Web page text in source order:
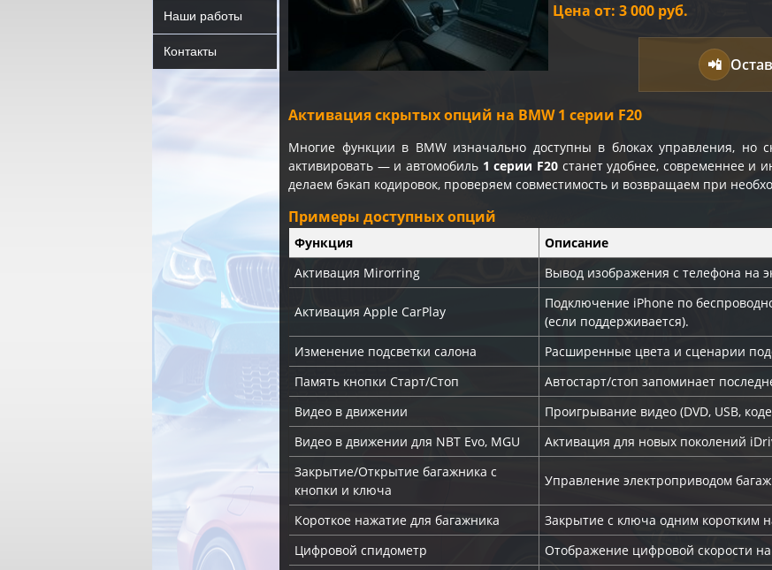
Наши работы
Контакты
Цена от: 3 000 руб.
📲
Активация скрытых опций на BMW 1 серии F20
Многие функции в BMW изначально доступны в блоках управления, но
активировать — и автомобиль 1 серии F20станет удобнее, современнее и
делаем бэкап кодировок, проверяем совместимость и возвращаем при
Примеры доступных опций
Функция
Описание
Активация Mirorring
Вывод изображения с телефона на
Активация Apple CarPlay
Подключение iPhone по
(если поддерживается).
Изменение подсветки салона
Расширенные цвета и сценарии
Память кнопки Старт/Стоп
Автостарт/стоп запоминает
Видео в движении
Проигрывание видео (DVD, USB,
Видео в движении для NBT Evo, MGU
Активация для новых поколений
Закрытие/Открытие багажника с
кнопки и ключа
Управление электроприводом
Короткое нажатие для багажника
Закрытие с ключа одним коротким
Цифровой спидометр
Отображение цифровой скорости